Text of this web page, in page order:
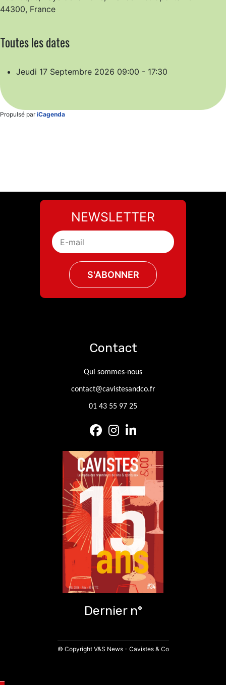
44300, France
Toutes les dates
Jeudi 17 Septembre 2026 09:00 - 17:30
Propulsé pariCagenda
NEWSLETTER
Contact
Qui sommes-nous
contact@cavistesandco.fr
01 43 55 97 25
Dernier n°
© Copyright V&S News - Cavistes & Co